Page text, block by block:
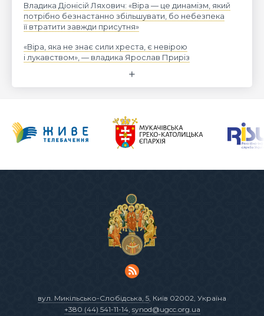
Владика Діонісій Ляхович: «Віра — це динамізм, який
потрібно безнастанно збільшувати, бо небезпека
її втратити завжди присутня»
«Віра, яка не знає сили хреста, є невірою
і лукавством», — владика Ярослав Приріз
вул. Микільсько-Слобідська, 5, Київ 02002, Україна
+380 (44) 541-11-14, synod@ugcc.org.ua